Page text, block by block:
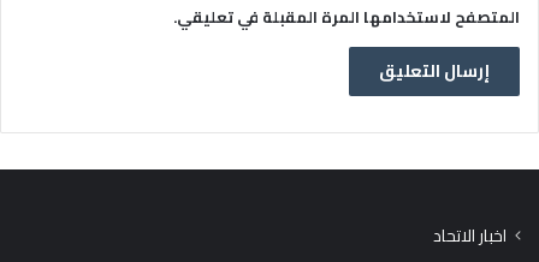
المتصفح لاستخدامها المرة المقبلة في تعليقي.
اخبار الاتحاد